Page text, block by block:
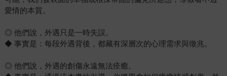
愛情的本質。
◎ 他們說，外遇只是一時失誤。
◆ 事實是：每段外遇背後，都藏有深層次的心理需求與徵兆。
◎ 他們說，外遇的創傷永遠無法痊癒。